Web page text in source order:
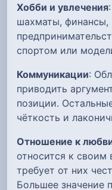
Хобби и увлечения
шахматы, финансы,
спортом или
Коммуникации:
приводить
позиции.
чёткость и
Отношение к
относится к
требует от них
Большее значение